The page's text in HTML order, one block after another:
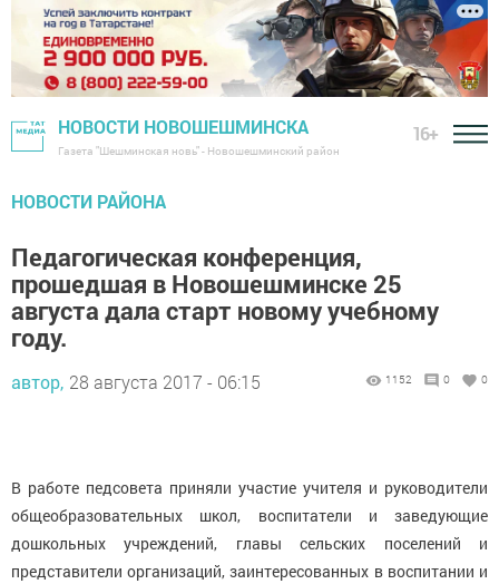
НОВОСТИ НОВОШЕШМИНСКА
Газета "Шешминская новь" - Новошешминский район
16+
НОВОСТИ РАЙОНА
Педагогическая конференция,
прошедшая в Новошешминске 25
августа дала старт новому учебному
году.
автор, 28 августа 2017 - 06:15 1152 0 0
В работе педсовета приняли участие учителя и руководители
общеобразовательных школ, воспитатели и заведующие
дошкольных учреждений, главы сельских поселений и
представители организаций, заинтересованных в воспитании и